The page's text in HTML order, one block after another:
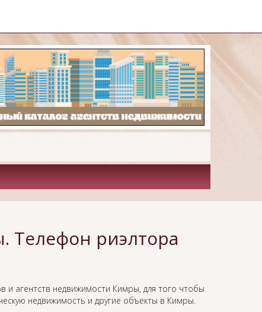
Телефон риэлтора
и агентств недвижимости Кимры, для того чтобы
недвижимость и другие объекты в Кимры.